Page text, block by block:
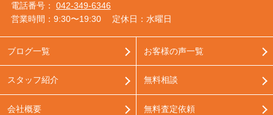
電話番号： 042-349-6346
営業時間：9:30〜19:30
定休日：水曜日
ブログ一覧
スタッフ紹介
会社概要
お客様の声一覧
無料相談
無料査定依頼